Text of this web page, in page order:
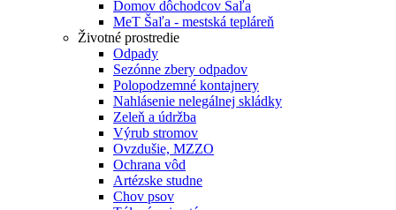
Domov dôchodcov Šaľa
MeT Šaľa - mestská tepláreň
Životné prostredie
Odpady
Sezónne zbery odpadov
Polopodzemné kontajnery
Nahlásenie nelegálnej skládky
Zeleň a údržba
Výrub stromov
Ovzdušie, MZZO
Ochrana vôd
Artézske studne
Chov psov